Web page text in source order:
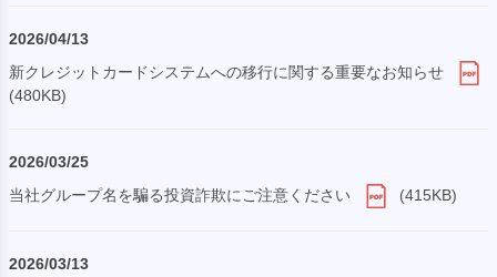
2026/04/13
新クレジットカードシステムへの移行に関する重要なお知らせ
(480KB)
2026/03/25
当社グループ名を騙る投資詐欺にご注意ください
(415KB)
2026/03/13